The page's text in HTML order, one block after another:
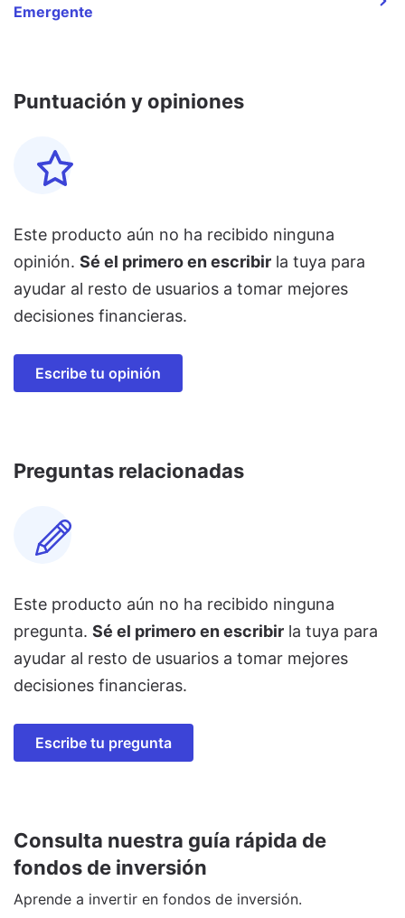
Emergente
Puntuación y opiniones
Este producto aún no ha recibido ninguna
opinión. Sé el primero en escribir la tuya para
ayudar al resto de usuarios a tomar mejores
decisiones financieras.
Escribe tu opinión
Preguntas relacionadas
Este producto aún no ha recibido ninguna
pregunta. Sé el primero en escribir la tuya para
ayudar al resto de usuarios a tomar mejores
decisiones financieras.
Escribe tu pregunta
Consulta nuestra guía rápida de
fondos de inversión
Aprende a invertir en fondos de inversión.